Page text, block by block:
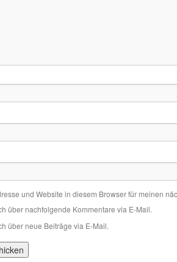
und Website in diesem Browser für meinen
über nachfolgende Kommentare via E-Mail.
über neue Beiträge via E-Mail.